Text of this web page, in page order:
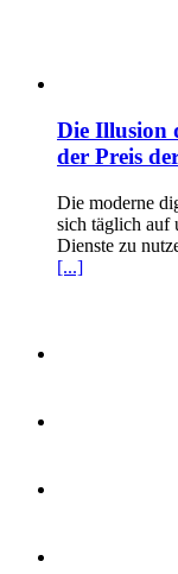
Die Illusion
der Preis
Die moderne
sich täglich auf
Dienste zu
[...]